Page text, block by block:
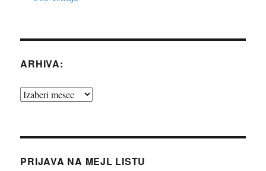
ARHIVA:
Arhiva:
PRIJAVA NA MEJL LISTU